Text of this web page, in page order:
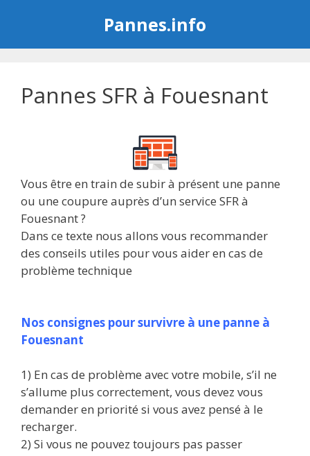
Pannes.info
Pannes SFR à Fouesnant
Vous être en train de subir à présent une panne
ou une coupure auprès d’un service SFR à
Fouesnant ?
Dans ce texte nous allons vous recommander
des conseils utiles pour vous aider en cas de
problème technique
Nos consignes pour survivre à une panne à
Fouesnant
1) En cas de problème avec votre mobile, s’il ne
s’allume plus correctement, vous devez vous
demander en priorité si vous avez pensé à le
recharger.
2) Si vous ne pouvez toujours pas passer